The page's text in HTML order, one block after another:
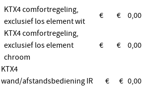
KTX4 comfortregeling,
exclusief los element wit
€ €
0,00
KTX4 comfortregeling,
exclusief los element
chroom
€ € 0,00
KTX4
wand/afstandsbediening IR
€ € 0,00